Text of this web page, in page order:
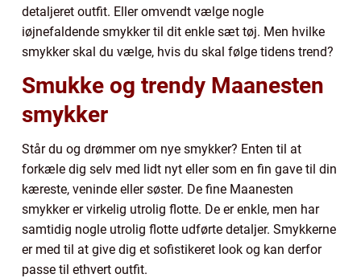
detaljeret outfit. Eller omvendt vælge nogle
iøjnefaldende smykker til dit enkle sæt tøj. Men hvilke
smykker skal du vælge, hvis du skal følge tidens trend?
Smukke og trendy Maanesten
smykker
Står du og drømmer om nye smykker? Enten til at
forkæle dig selv med lidt nyt eller som en fin gave til din
kæreste, veninde eller søster. De fine Maanesten
smykker er virkelig utrolig flotte. De er enkle, men har
samtidig nogle utrolig flotte udførte detaljer. Smykkerne
er med til at give dig et sofistikeret look og kan derfor
passe til ethvert outfit.